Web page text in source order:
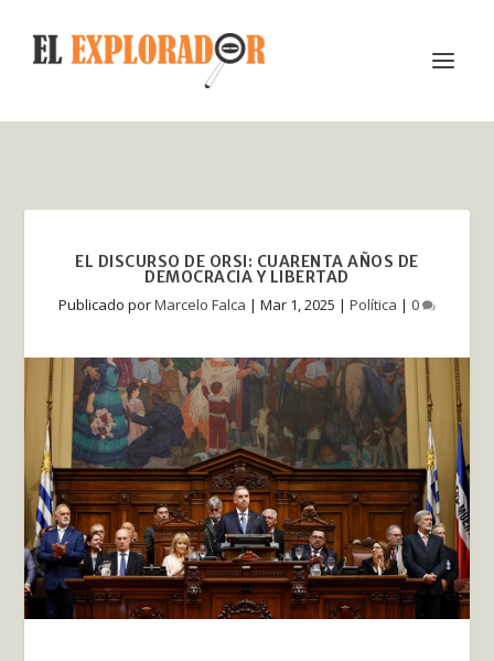
EL DISCURSO DE ORSI: CUARENTA AÑOS DE
DEMOCRACIA Y LIBERTAD
Publicado porMarcelo Falca | Mar 1, 2025 | Política | 0